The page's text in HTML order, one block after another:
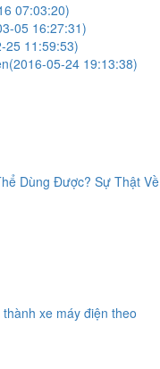
07:03:20)
05 16:27:31)
25 11:59:53)
(2016-05-24 19:13:38)
Dùng Được? Sự Thật Về
xe máy điện theo